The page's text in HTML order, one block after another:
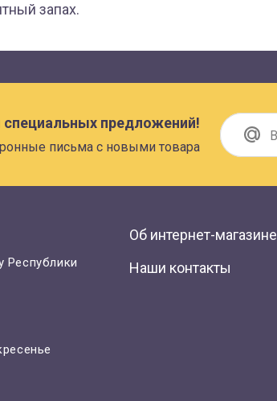
запах.
специальных предложений!
письма с новыми товара
Республики
Об интернет-магазине
Наши контакты